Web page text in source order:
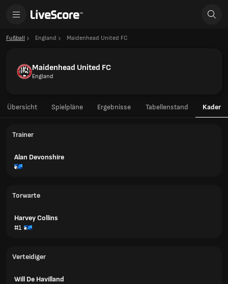
Fußball England Maidenhead United FC
Maidenhead United FC
England
Übersicht Spielpläne Ergebnisse Tabellenstand Kader
Trainer
Alan Devonshire
Torwarte
Harvey Collins
#1
Verteidiger
Will De Havilland